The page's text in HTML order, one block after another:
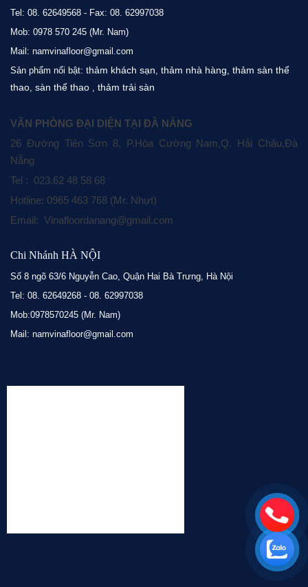
Tel: 08. 62649568 - Fax: 08. 62997038
Mob: 0978 570 245 (Mr. Nam)
Mail: namvinafloor@gmail.com
Sản phẩm nổi bật: thảm khách sạn, thảm nhà hàng, thảm sàn thể
thao, sàn thể thao , thảm trải sàn
VĂN PHÒNG ĐẠI DIỆN TẠI ĐÀ NẴNG
26 Đường Tiên Sơn 8, P.Hòa Cường Nam,Q. Hải Châu,Đà
Nẵng
Tel : 023.62 48 58 68
Hotline: 0965 463 768 (Mr. Nhựt)
Email: Vinafloordanang@gmail.com
Chi Nhánh HÀ NỘI
Số 8 ngõ 63/6 Nguyễn Cao, Quận Hai Bà Trưng, Hà Nội
Tel: 08. 62649268 - 08. 62997038
Mob:0978570245 (Mr. Nam)
Mail: namvinafloor@gmail.com